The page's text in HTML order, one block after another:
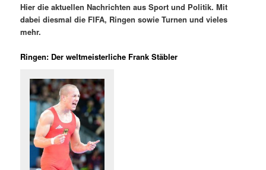
Hier die aktuellen Nachrichten aus Sport und Politik. Mit
dabei diesmal die FIFA, Ringen sowie Turnen und vieles
mehr.
Ringen: Der weltmeisterliche Frank Stäbler